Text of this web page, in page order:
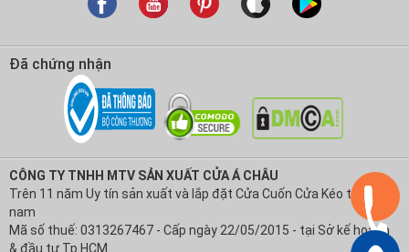
Đã chứng nhận
CÔNG TY TNHH MTV SẢN XUẤT CỬA Á CHÂU
Trên 11 năm Uy tín sản xuất và lắp đặt Cửa Cuốn Cửa Kéo tại Việt
nam
Mã số thuế: 0313267467 - Cấp ngày 22/05/2015 - tại Sở kế hoạch
& đầu tư Tp.HCM